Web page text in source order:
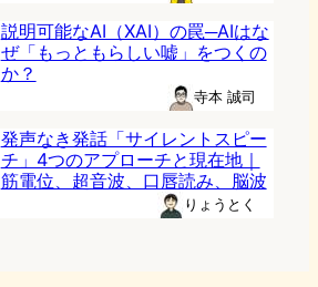
説明可能なAI（XAI）の罠─AIはな
ぜ「もっともらしい嘘」をつくの
か？
寺本 誠司
発声なき発話「サイレントスピー
チ」4つのアプローチと現在地｜
筋電位、超音波、口唇読み、脳波
りょうとく